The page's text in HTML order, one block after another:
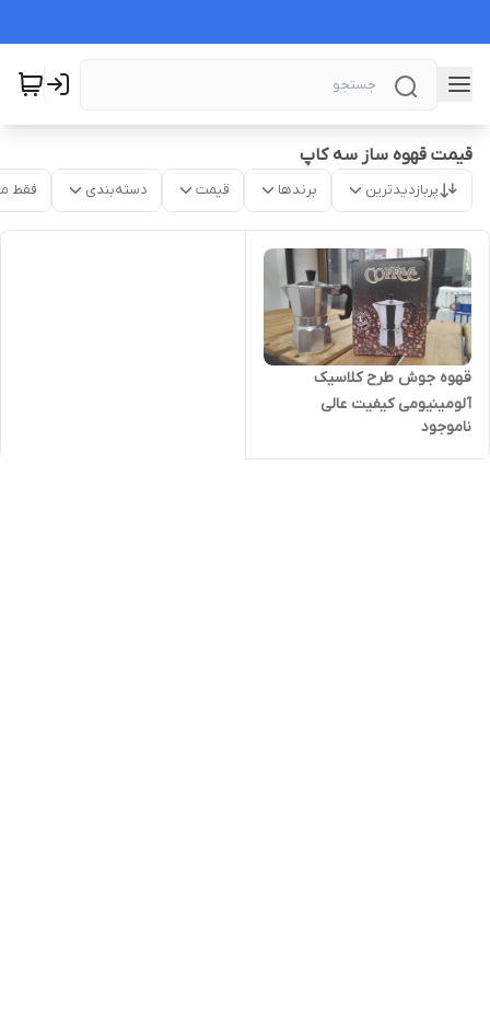
قیمت قهوه ساز سه کاپ
پربازدیدترین برندها قیمت دسته‌بندی فقط
قهوه جوش طرح کلاسیک
آلومینیومی کیفیت عالی
ناموجود